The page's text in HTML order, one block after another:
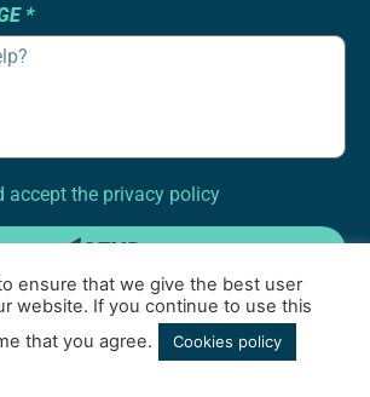
*
accept the privacy policy
SEND
ensure that we give the best user
website. If you continue to use this
that you agree.
Cookies policy